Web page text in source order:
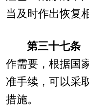
当及时作出恢复
第三十七条
作需要，根据国
准手续，可以采
措施。